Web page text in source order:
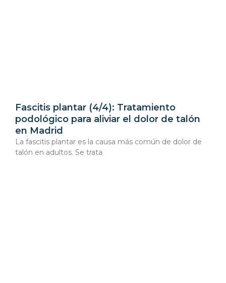
Fascitis plantar (4/4): Tratamiento
podológico para aliviar el dolor de talón
en Madrid
La fascitis plantar es la causa más común de dolor de
talón en adultos. Se trata